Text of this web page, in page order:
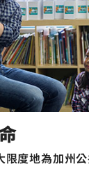
限度地為加州